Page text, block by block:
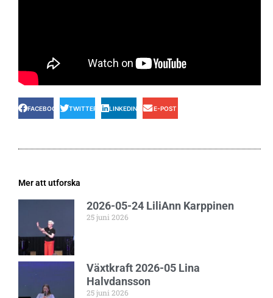
FACEBOOK TWITTER LINKEDIN E-POST
Mer att utforska
2026-05-24 LiliAnn Karppinen
25 juni 2026
Växtkraft 2026-05 Lina
Halvdansson
25 juni 2026